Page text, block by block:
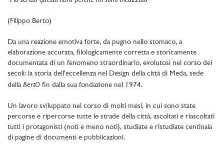
(Filippo Berto)
Da una reazione emotiva forte, da pugno nello stomaco, a
elaborazione accurata, filologicamente corretta e storicamente
documentata di un fenomeno straordinario, evolutosi nel corso dei
secoli: la storia dell'eccellenza nel Design della città di Meda, sede
della BertO fin dalla sua fondazione nel 1974.
Un lavoro sviluppato nel corso di molti mesi, in cui sono state
percorse e ripercorse tutte le strade della città, ascoltati e riascoltati
tutti i protagonisti (noti e meno noti), studiate e ristudiate centinaia
di pagine di documenti e pubblicazioni.